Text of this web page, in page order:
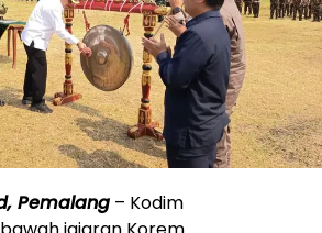
Pemalang – Kodim